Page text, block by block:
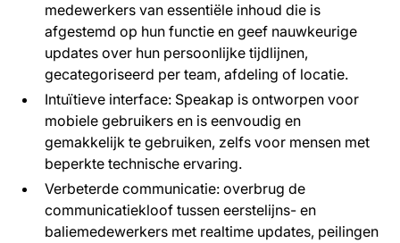
medewerkers van essentiële inhoud die is
afgestemd op hun functie en geef nauwkeurige
updates over hun persoonlijke tijdlijnen,
gecategoriseerd per team, afdeling of locatie.
Intuïtieve interface: Speakap is ontworpen voor
mobiele gebruikers en is eenvoudig en
gemakkelijk te gebruiken, zelfs voor mensen met
beperkte technische ervaring.
Verbeterde communicatie: overbrug de
communicatiekloof tussen eerstelijns- en
baliemedewerkers met realtime updates, peilingen